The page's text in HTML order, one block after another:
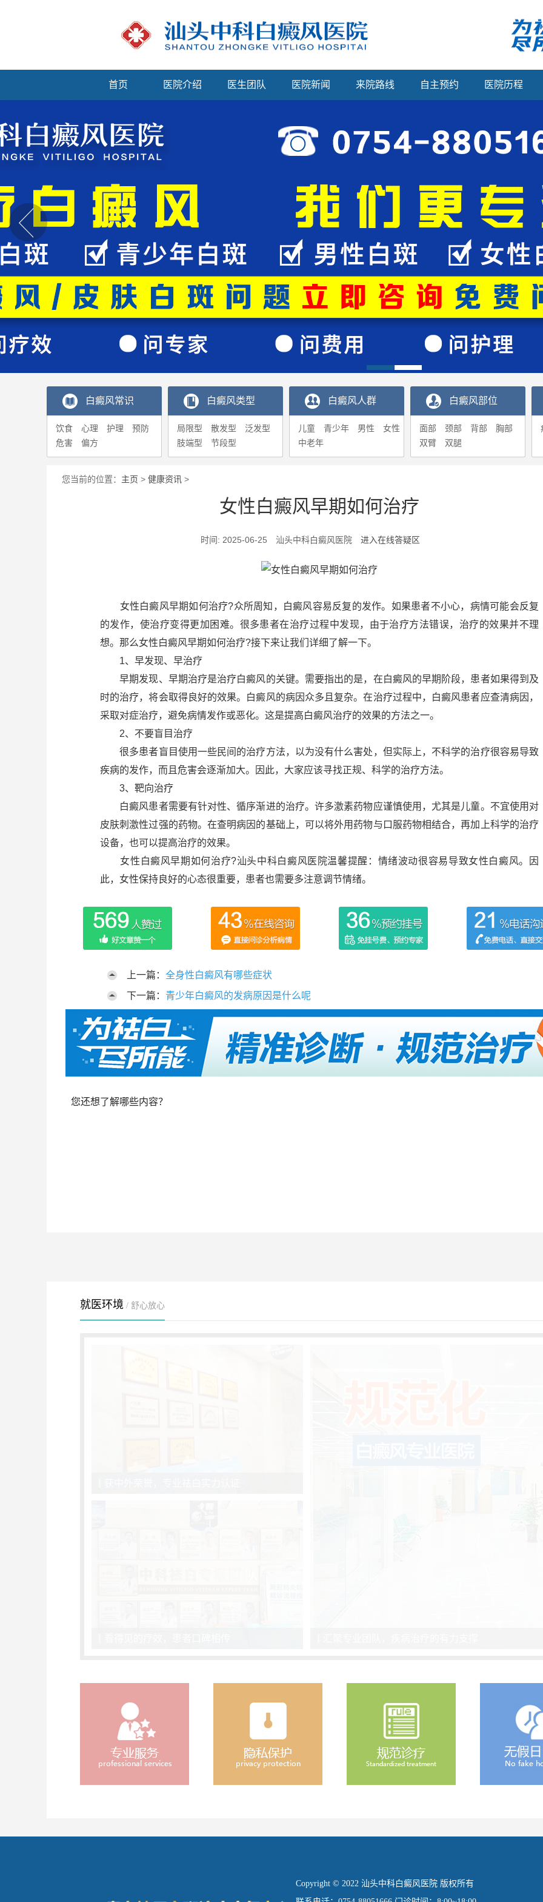
首页 医院介绍 医生团队 医院新闻 来院路线 自主预约 医院历程
白癜风常识
饮食 心理 护理
预防
危害
偏方
白癜风类型
局限型 散发型
泛发型
肢端型
节段型
白癜风人群
儿童 青少年 男性
女性
中老年
白癜风部位
面部 颈部 背部
胸部
双臂
双腿
您当前的位置： 主页 > 健康资讯 >
女性白癜风早期如何治疗
时间: 2025-06-25 汕头中科白癜风医院 进入在线答疑区
女性白癜风早期如何治疗?众所周知，白癜风容易反复的发作。如果患者不小心，病情可能会反复
的发作，使治疗变得更加困难。很多患者在治疗过程中发现，由于治疗方法错误，治疗的效果并不理
想。那么女性白癜风早期如何治疗?接下来让我们详细了解一下。
1、早发现、早治疗
早期发现、早期治疗是治疗白癜风的关键。需要指出的是，在白癜风的早期阶段，患者如果得到及
时的治疗，将会取得良好的效果。白癜风的病因众多且复杂。在治疗过程中，白癜风患者应查清病因，
采取对症治疗，避免病情发作或恶化。这是提高白癜风治疗的效果的方法之一。
2、不要盲目治疗
很多患者盲目使用一些民间的治疗方法，以为没有什么害处，但实际上，不科学的治疗很容易导致
疾病的发作，而且危害会逐渐加大。因此，大家应该寻找正规、科学的治疗方法。
3、靶向治疗
白癜风患者需要有针对性、循序渐进的治疗。许多激素药物应谨慎使用，尤其是儿童。不宜使用对
皮肤刺激性过强的药物。在查明病因的基础上，可以将外用药物与口服药物相结合，再加上科学的治疗
设备，也可以提高治疗的效果。
女性白癜风早期如何治疗?汕头中科白癜风医院温馨提醒：情绪波动很容易导致女性白癜风。因
此，女性保持良好的心态很重要，患者也需要多注意调节情绪。
上一篇： 全身性白癜风有哪些症状
下一篇： 青少年白癜风的发病原因是什么呢
您还想了解哪些内容？
就医环境 / 舒心放心
Copyright © 2022 汕头中科白癜风医院 版权所有